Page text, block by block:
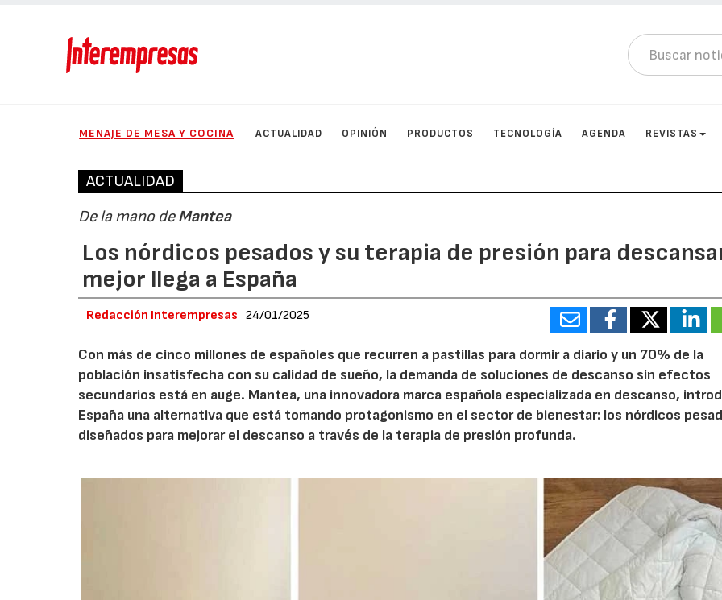
MENAJE DE MESA Y COCINA ACTUALIDAD OPINIÓN PRODUCTOS TECNOLOGÍA AGENDA REVISTAS
ACTUALIDAD
De la mano deMantea
Los nórdicos pesados y su terapia de presión para
mejor llega a España
Redacción Interempresas 24/01/2025
Con más de cinco millones de españoles que recurren a pastillas para dormir a diario y un 70% de la
población insatisfecha con su calidad de sueño, la demanda de soluciones de descanso sin efectos
secundarios está en auge. Mantea, una innovadora marca española especializada en descanso,
España una alternativa que está tomando protagonismo en el sector de bienestar: los nórdicos
diseñados para mejorar el descanso a través de la terapia de presión profunda.